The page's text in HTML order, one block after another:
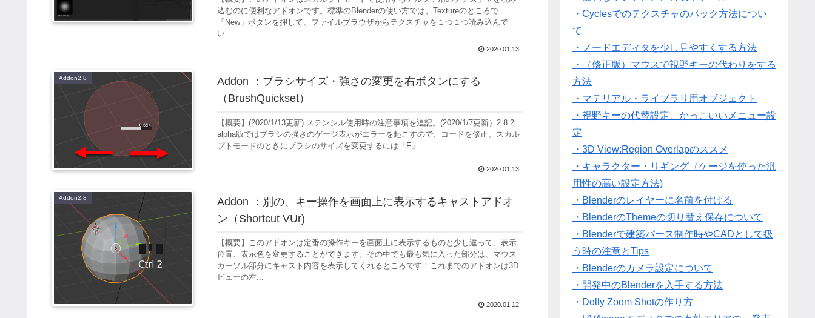
込むのに便利なアドオンです。標準のBlenderの使い方では、Textureのところで
「New」ボタンを押して、ファイルブラウザからテクスチャを１つ１つ読み込んで
い...
2020.01.13
Addon2.8
Addon ：ブラシサイズ・強さの変更を右ボタンにする
（BrushQuickset）
【概要】(2020/1/13更新) ステンシル使用時の注意事項を追記。(2020/1/7更新）2.8.2
alpha版ではブラシの強さのゲージ表示がエラーを起こすので、コードを修正。スカル
プトモードのときにブラシのサイズを変更するには「F」...
2020.01.13
Addon2.8
Addon ：別の、キー操作を画面上に表示するキャストアドオ
ン（Shortcut VUr)
【概要】このアドオンは定番の操作キーを画面上に表示するものと少し違って、表示
位置、表示色を変更することができます。その中でも最も気に入った部分は、マウス
カーソル部分にキャスト内容を表示してくれるところです！これまでのアドオンは3D
ビューの左...
2020.01.12
・Cyclesでのテクスチャのパック方法につい
て
・ノードエディタを少し見やすくする方法
・（修正版）マウスで視野キーの代わりをする
方法
・マテリアル・ライブラリ用オブジェクト
・視野キーの代替設定、かっこいいメニュー設
定
・3D View:Region Overlapのススメ
・キャラクター・リギング（ケージを使った汎
用性の高い設定方法)
・Blenderのレイヤーに名前を付ける
・BlenderのThemeの切り替え保存について
・Blenderで建築パース制作時やCADとして扱
う時の注意とTips
・Blenderのカメラ設定について
・開発中のBlenderを入手する方法
・Dolly Zoom Shotの作り方